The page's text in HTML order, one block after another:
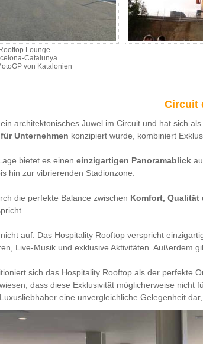
Lounge
Catalunya
von Katalonien
Circuit
architektonisches Juwel im Circuit und hat sich
Unternehmen konzipiert wurde, kombiniert
bietet es einen einzigartigen Panoramablick
hin zur vibrierenden Stadionzone.
die perfekte Balance zwischen Komfort, Qualität
auf: Das Hospitality Rooftop verspricht
Live-Musik und exklusive Aktivitäten. Außerdem
sich das Hospitality Rooftop als der perfekte
dass diese Exklusivität möglicherweise
eine unvergleichliche Gelegenheit